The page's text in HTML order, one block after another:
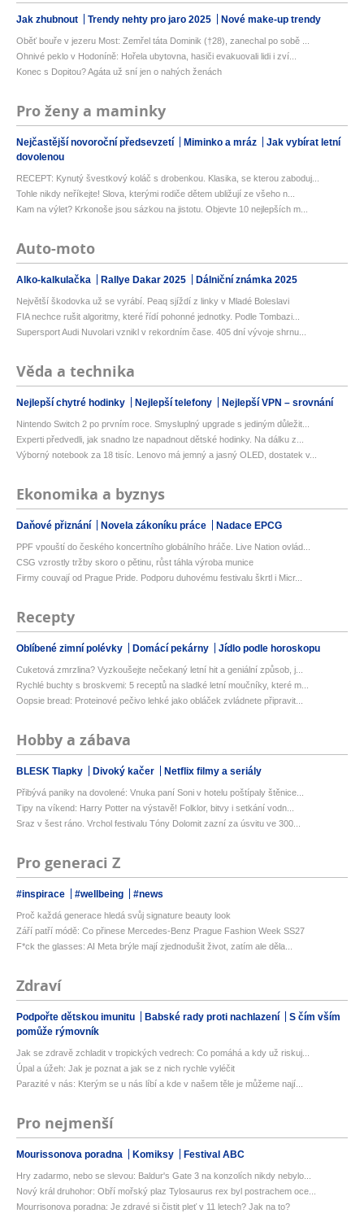
Jak zhubnout Trendy nehty pro jaro 2025 Nové make-up trendy
Oběť bouře v jezeru Most: Zemřel táta Dominik (†28), zanechal po sobě ...
Ohnivé peklo v Hodoníně: Hořela ubytovna, hasiči evakuovali lidi i zví...
Konec s Dopitou? Agáta už sní jen o nahých ženách
Pro ženy a maminky
Nejčastější novoroční předsevzetí Miminko a mráz
Jak vybírat letní
dovolenou
RECEPT: Kynutý švestkový koláč s drobenkou. Klasika, se kterou zaboduj...
Tohle nikdy neříkejte! Slova, kterými rodiče dětem ubližují ze všeho n...
Kam na výlet? Krkonoše jsou sázkou na jistotu. Objevte 10 nejlepších m...
Auto-moto
Alko-kalkulačka Rallye Dakar 2025 Dálniční známka 2025
Největší škodovka už se vyrábí. Peaq sjíždí z linky v Mladé Boleslavi
FIA nechce rušit algoritmy, které řídí pohonné jednotky. Podle Tombazi...
Supersport Audi Nuvolari vznikl v rekordním čase. 405 dní vývoje shrnu...
Věda a technika
Nejlepší chytré hodinky Nejlepší telefony Nejlepší VPN – srovnání
Nintendo Switch 2 po prvním roce. Smysluplný upgrade s jediným důležit...
Experti předvedli, jak snadno lze napadnout dětské hodinky. Na dálku z...
Výborný notebook za 18 tisíc. Lenovo má jemný a jasný OLED, dostatek v...
Ekonomika a byznys
Daňové přiznání Novela zákoníku práce Nadace EPCG
PPF vpouští do českého koncertního globálního hráče. Live Nation ovlád...
CSG vzrostly tržby skoro o pětinu, růst táhla výroba munice
Firmy couvají od Prague Pride. Podporu duhovému festivalu škrtl i Micr...
Recepty
Oblíbené zimní polévky Domácí pekárny Jídlo podle horoskopu
Cuketová zmrzlina? Vyzkoušejte nečekaný letní hit a geniální způsob, j...
Rychlé buchty s broskvemi: 5 receptů na sladké letní moučníky, které m...
Oopsie bread: Proteinové pečivo lehké jako obláček zvládnete připravit...
Hobby a zábava
BLESK Tlapky Divoký kačer Netflix filmy a seriály
Přibývá paniky na dovolené: Vnuka paní Soni v hotelu poštípaly štěnice...
Tipy na víkend: Harry Potter na výstavě! Folklor, bitvy i setkání vodn...
Sraz v šest ráno. Vrchol festivalu Tóny Dolomit zazní za úsvitu ve 300...
Pro generaci Z
#inspirace #wellbeing #news
Proč každá generace hledá svůj signature beauty look
Září patří módě: Co přinese Mercedes-Benz Prague Fashion Week SS27
F*ck the glasses: AI Meta brýle mají zjednodušit život, zatím ale děla...
Zdraví
Podpořte dětskou imunitu Babské rady proti nachlazení
S čím vším
pomůže rýmovník
Jak se zdravě zchladit v tropických vedrech: Co pomáhá a kdy už riskuj...
Úpal a úžeh: Jak je poznat a jak se z nich rychle vyléčit
Parazité v nás: Kterým se u nás líbí a kde v našem těle je můžeme nají...
Pro nejmenší
Mourissonova poradna Komiksy Festival ABC
Hry zadarmo, nebo se slevou: Baldur's Gate 3 na konzolích nikdy nebylo...
Nový král druhohor: Obří mořský plaz Tylosaurus rex byl postrachem oce...
Mourrisonova poradna: Je zdravé si čistit pleť v 11 letech? Jak na to?